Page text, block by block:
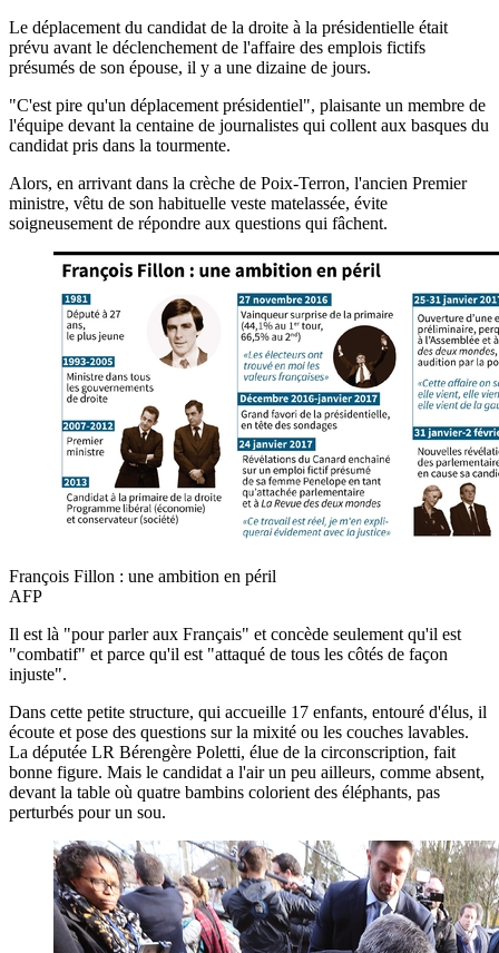
Le déplacement du candidat de la droite à la présidentielle était
prévu avant le déclenchement de l'affaire des emplois fictifs
présumés de son épouse, il y a une dizaine de jours.
"C'est pire qu'un déplacement présidentiel", plaisante un membre de
l'équipe devant la centaine de journalistes qui collent aux basques du
candidat pris dans la tourmente.
Alors, en arrivant dans la crèche de Poix-Terron, l'ancien Premier
ministre, vêtu de son habituelle veste matelassée, évite
soigneusement de répondre aux questions qui fâchent.
François Fillon : une ambition en péril
AFP
Il est là "pour parler aux Français" et concède seulement qu'il est
"combatif" et parce qu'il est "attaqué de tous les côtés de façon
injuste".
Dans cette petite structure, qui accueille 17 enfants, entouré d'élus, il
écoute et pose des questions sur la mixité ou les couches lavables.
La députée LR Bérengère Poletti, élue de la circonscription, fait
bonne figure. Mais le candidat a l'air un peu ailleurs, comme absent,
devant la table où quatre bambins colorient des éléphants, pas
perturbés pour un sou.